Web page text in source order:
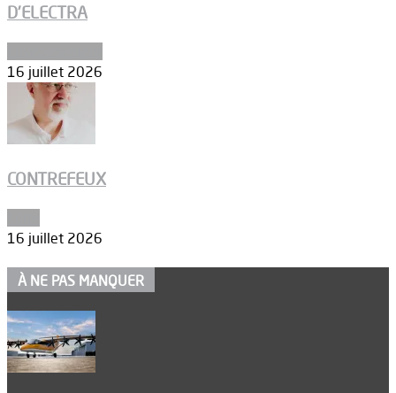
D’ELECTRA
16 juillet 2026
CONTREFEUX
16 juillet 2026
À NE PAS MANQUER